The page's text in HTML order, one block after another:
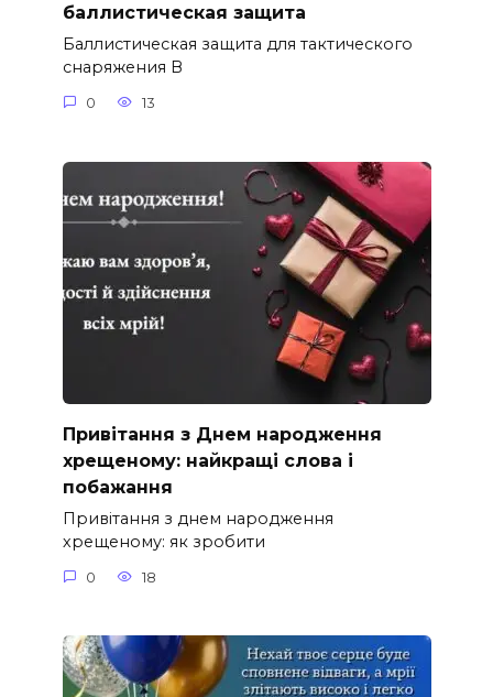
баллистическая защита
Баллистическая защита для тактического
снаряжения В
0 13
Привітання з Днем народження
хрещеному: найкращі слова і
побажання
Привітання з днем народження
хрещеному: як зробити
0 18